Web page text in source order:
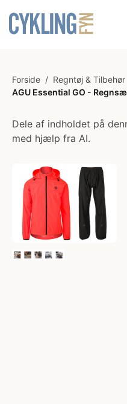
Forside / Regntøj & Tilbehør
AGU Essential GO -
Dele af indholdet på
med hjælp fra AI.